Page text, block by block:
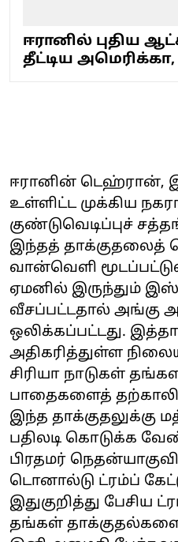
ஈரானில் புதிய
தீட்டிய
ஈரானின்
உள்ளிட்ட முக்கிய
குண்டுவெடிப்புச்
இந்தத் தாக்குதலைத்
வான்வெளி
ஏமனில் இருந்தும்
வீசப்பட்டதால் அங்கு
ஒலிக்கப்பட்டது.
அதிகரித்துள்ள
சிரியா நாடுகள்
பாதைகளைத்
இந்த தாக்குதலுக்கு
பதிலடி கொடுக்க
பிரதமர்
டொனால்டு ட்ரம்ப்
இதுகுறித்து பேசிய
தங்கள் தாக்குதல்களை